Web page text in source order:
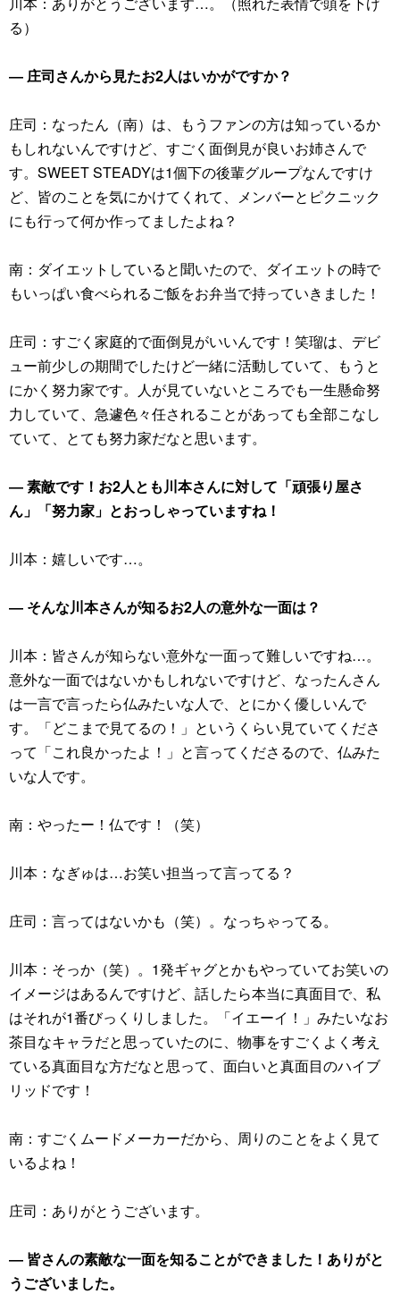
る）
― 庄司さんから見たお2人はいかがですか？
庄司：なったん（南）は、もうファンの方は知っているか
もしれないんですけど、すごく面倒見が良いお姉さんで
す。SWEET STEADYは1個下の後輩グループなんですけ
ど、皆のことを気にかけてくれて、メンバーとピクニック
にも行って何か作ってましたよね？
南：ダイエットしていると聞いたので、ダイエットの時で
もいっぱい食べられるご飯をお弁当で持っていきました！
庄司：すごく家庭的で面倒見がいいんです！笑瑠は、デビ
ュー前少しの期間でしたけど一緒に活動していて、もうと
にかく努力家です。人が見ていないところでも一生懸命努
力していて、急遽色々任されることがあっても全部こなし
ていて、とても努力家だなと思います。
― 素敵です！お2人とも川本さんに対して「頑張り屋さ
ん」「努力家」とおっしゃっていますね！
川本：嬉しいです…。
― そんな川本さんが知るお2人の意外な一面は？
川本：皆さんが知らない意外な一面って難しいですね…。
意外な一面ではないかもしれないですけど、なったんさん
は一言で言ったら仏みたいな人で、とにかく優しいんで
す。「どこまで見てるの！」というくらい見ていてくださ
って「これ良かったよ！」と言ってくださるので、仏みた
いな人です。
南：やったー！仏です！（笑）
川本：なぎゅは…お笑い担当って言ってる？
庄司：言ってはないかも（笑）。なっちゃってる。
川本：そっか（笑）。1発ギャグとかもやっていてお笑いの
イメージはあるんですけど、話したら本当に真面目で、私
はそれが1番びっくりしました。「イエーイ！」みたいなお
茶目なキャラだと思っていたのに、物事をすごくよく考え
ている真面目な方だなと思って、面白いと真面目のハイブ
リッドです！
南：すごくムードメーカーだから、周りのことをよく見て
いるよね！
庄司：ありがとうございます。
― 皆さんの素敵な一面を知ることができました！ありがと
うございました。